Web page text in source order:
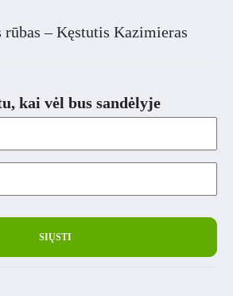
– Kęstutis Kazimieras
kai vėl bus sandėlyje